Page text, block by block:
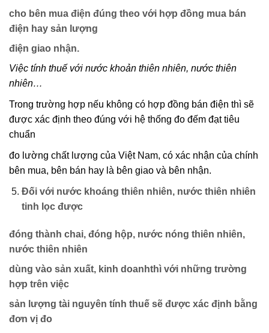
cho bên mua điện đúng theo với hợp đồng mua bán
điện hay sản lượng
điện giao nhận.
Việc tính thuế với nước khoản thiên nhiên, nước thiên
nhiên…
Trong trường hợp nếu không có hợp đồng bán điện thì sẽ
được xác định theo đúng với hệ thống đo đếm đạt tiêu
chuẩn
đo lường chất lượng của Việt Nam, có xác nhận của chính
bên mua, bên bán hay là bên giao và bên nhận.
Đối với nước khoáng thiên nhiên, nước thiên nhiên
tinh lọc được
đóng thành chai, đóng hộp, nước nóng thiên nhiên,
nước thiên nhiên
dùng vào sản xuất, kinh doanhthì với những trường
hợp trên việc
sản lượng tài nguyên tính thuế sẽ được xác định bằng
đơn vị đo